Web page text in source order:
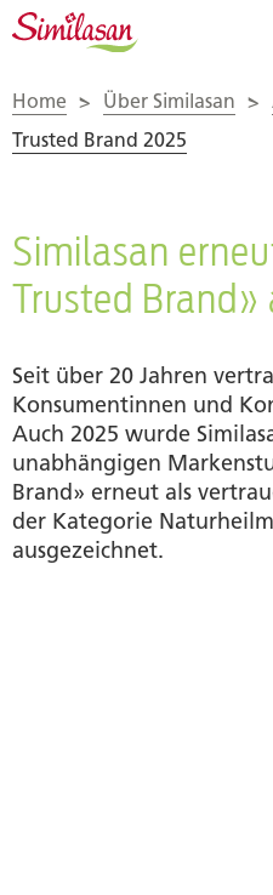
Home > Über Similasan >
Trusted Brand 2025
Similasan
Trusted Brand»
Seit über 20 Jahren
Konsumentinnen und
Auch 2025 wurde
unabhängigen
Brand» erneut als
der Kategorie
ausgezeichnet.